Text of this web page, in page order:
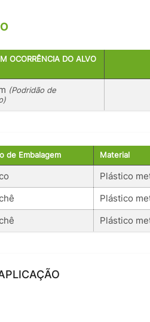
OCORRÊNCIA DO ALVO
(Podridão de
de Embalagem Material
Plástico
Plástico
Plástico